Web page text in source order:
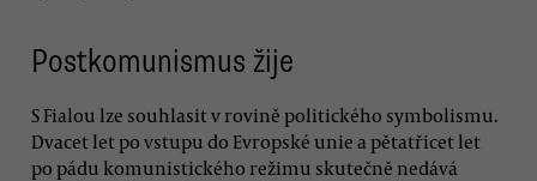
Postkomunismus žije
S Fialou lze souhlasit v rovině politického symbolismu.
Dvacet let po vstupu do Evropské unie a pětatřicet let
po pádu komunistického režimu skutečně nedává